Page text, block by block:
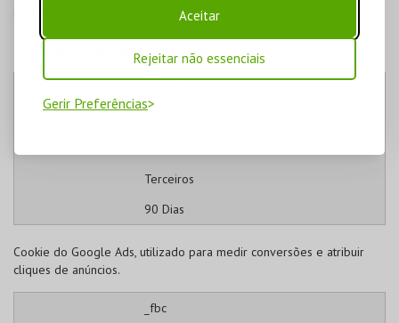
Aceitar
Rejeitar não essenciais
Gerir Preferências
análise de comportamento dos utilizadores no website.
COOKIES DE PUBLICIDADE
Terceiros
90 Dias
Cookie do Google Ads, utilizado para medir conversões e atribuir
cliques de anúncios.
_fbc